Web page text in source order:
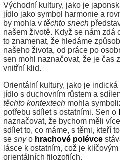
Východní kultury, jako je
jídlo jako symbol harmonie a
by mohla v těchto snech
našem životě. Když se nám zdá
to znamenat, že hledáme
našeho života, od práce po
sen mohl naznačovat, že je čas
vnitřní klid.
Orientální kultury, jako je
jídlo s duchovním růstem a
těchto kontextech mohla
potřebu sdílet s ostatními. Sen o
naznačovat, že bychom měli
sdílet to, co máme, s těmi, kteří
se snyo hrachové polévce
lásce k ostatním, což je
orientálních filozofiích.